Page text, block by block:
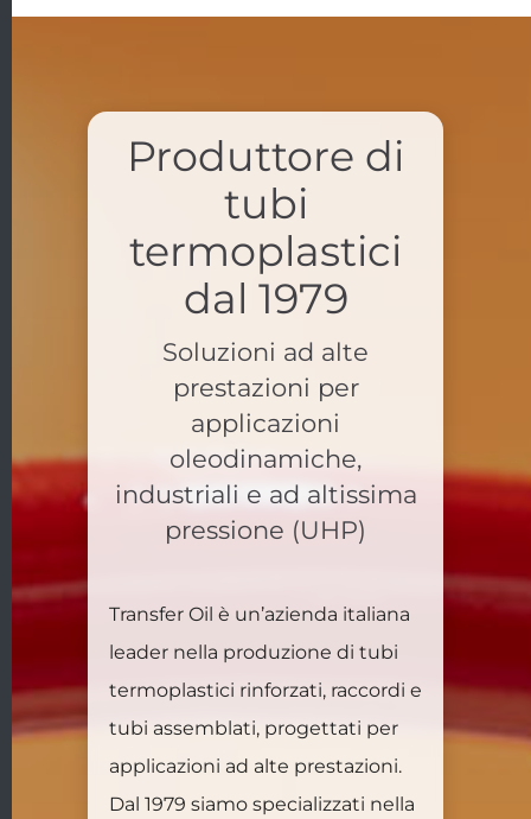
Produttore di
tubi
termoplastici
dal 1979
Soluzioni ad alte
prestazioni per
applicazioni
oleodinamiche,
industriali e ad altissima
pressione (UHP)
Transfer Oil è un’azienda italiana
leader nella produzione di tubi
termoplastici rinforzati, raccordi e
tubi assemblati, progettati per
applicazioni ad alte prestazioni.
Dal 1979 siamo specializzati nella